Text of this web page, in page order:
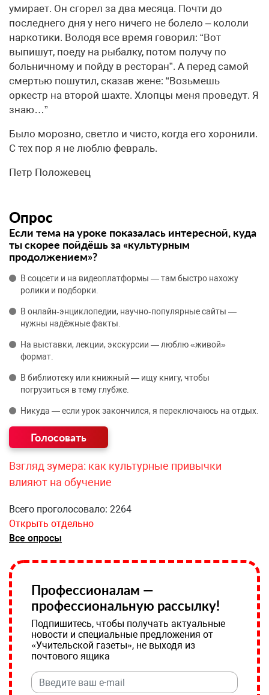
умирает. Он сгорел за два месяца. Почти до
последнего дня у него ничего не болело – кололи
наркотики. Володя все время говорил: “Вот
выпишут, поеду на рыбалку, потом получу по
больничному и пойду в ресторан”. А перед самой
смертью пошутил, сказав жене: “Возьмешь
оркестр на второй шахте. Хлопцы меня проведут. Я
знаю…”
Было морозно, светло и чисто, когда его хоронили.
С тех пор я не люблю февраль.
Петр Положевец
Опрос
Если тема на уроке показалась интересной, куда
ты скорее пойдёшь за «культурным
продолжением»?
В соцсети и на видеоплатформы — там быстро нахожу
ролики и подборки.
В онлайн‑энциклопедии, научно‑популярные сайты —
нужны надёжные факты.
На выставки, лекции, экскурсии — люблю «живой»
формат.
В библиотеку или книжный — ищу книгу, чтобы
погрузиться в тему глубже.
Никуда — если урок закончился, я переключаюсь на отдых.
Взгляд зумера: как культурные привычки
влияют на обучение
Всего проголосовало: 2264
Открыть отдельно
Все опросы
Профессионалам —
профессиональную рассылку!
Подпишитесь, чтобы получать актуальные
новости и специальные предложения от
«Учительской газеты», не выходя из
почтового ящика